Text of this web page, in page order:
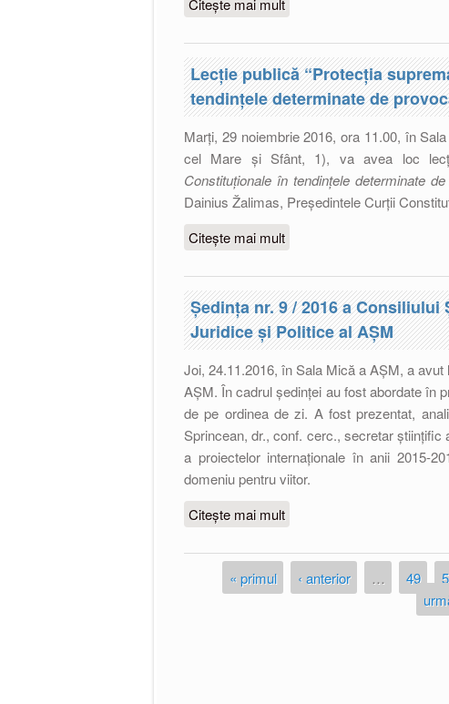
Citește mai mult
Lecţie publică “Protecţia
tendinţele determinate de
Marți, 29 noiembrie 2016, ora 11.00, în
cel Mare și Sfânt, 1), va avea loc
Constituţionale în tendinţele determinate
Dainius Žalimas, Președintele Curții
Citește mai mult
Ședinţa nr. 9 / 2016 a
Juridice şi Politice al AŞM
Joi, 24.11.2016, în Sala Mică a AȘM, a
AŞM. În cadrul ședinței au fost abordate în
de pe ordinea de zi. A fost prezentat,
Sprincean, dr., conf. cerc., secretar
a proiectelor internaționale în anii 2015-
domeniu pentru viitor.
Citește mai mult
Pagini
« primul ‹ anterior … 49